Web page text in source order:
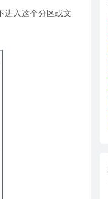
进入这个分区或文